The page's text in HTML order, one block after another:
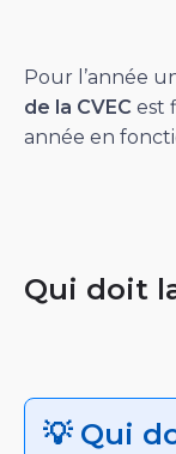
Pour l’année
de la CVEC est
année en
Qui doit
💡 Qui